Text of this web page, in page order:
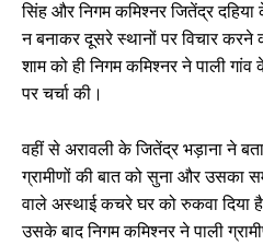
सिंह और निगम कमिश्नर जितेंद्र
न बनाकर दूसरे स्थानों पर विचार करने
शाम को ही निगम कमिश्नर ने पाली
पर चर्चा की।
वहीं से अरावली के जितेंद्र भड़ाना ने
ग्रामीणों की बात को सुना और उसका
वाले अस्थाई कचरे घर को रुकवा दिया
उसके बाद निगम कमिश्नर ने पाली